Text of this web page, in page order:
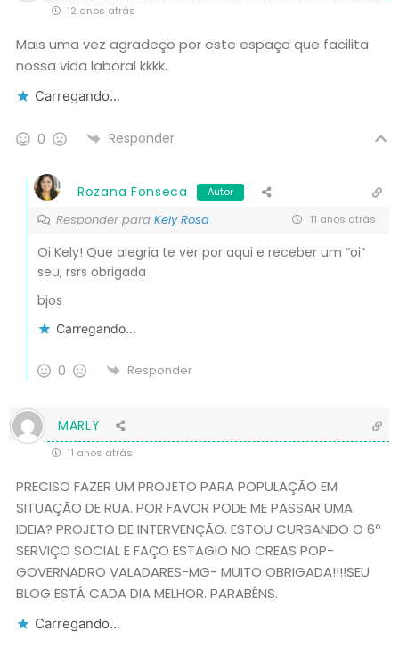
12 anos atrás
Mais uma vez agradeço por este espaço que facilita
nossa vida laboral kkkk.
Carregando...
0 Responder
Rozana Fonseca Autor
Responder para Kely Rosa 11 anos atrás
Oi Kely! Que alegria te ver por aqui e receber um “oi”
seu, rsrs obrigada
bjos
Carregando...
0 Responder
MARLY
11 anos atrás
PRECISO FAZER UM PROJETO PARA POPULAÇÃO EM
SITUAÇÃO DE RUA. POR FAVOR PODE ME PASSAR UMA
IDEIA? PROJETO DE INTERVENÇÃO. ESTOU CURSANDO O 6º
SERVIÇO SOCIAL E FAÇO ESTAGIO NO CREAS POP-
GOVERNADRO VALADARES-MG- MUITO OBRIGADA!!!!SEU
BLOG ESTÁ CADA DIA MELHOR. PARABÉNS.
Carregando...